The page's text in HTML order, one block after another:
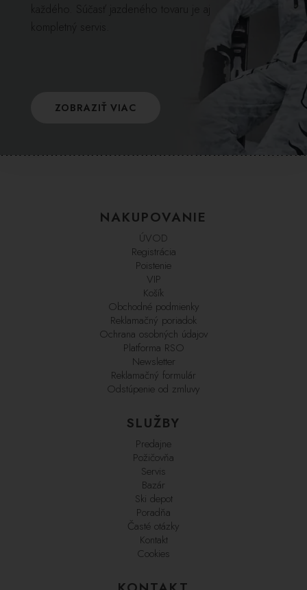
každého. Súčasť jazdeného tovaru je aj
kompletný servis.
ZOBRAZIŤ VIAC
NAKUPOVANIE
ÚVOD
Registrácia
Poistenie
VIP
Košík
Obchodné podmienky
Reklamačný poriadok
Ochrana osobných údajov
Platforma RSO
Newsletter
Reklamačný formulár
Odstúpenie od zmluvy
SLUŽBY
Predajne
Požičovňa
Servis
Bazár
Ski depot
Poradňa
Časté otázky
Kontakt
Cookies